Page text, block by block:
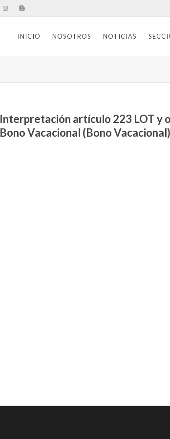
INICIO NOSOTROS NOTICIAS
Interpretación artículo 223 LOT y
Bono Vacacional (Bono Vacacional)